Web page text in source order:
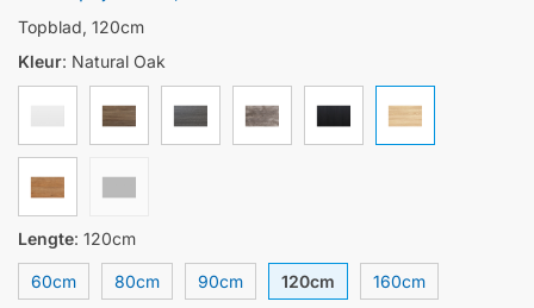
Topblad, 120cm
Kleur: Natural Oak
Lengte: 120cm
60cm 80cm 90cm 120cm 160cm